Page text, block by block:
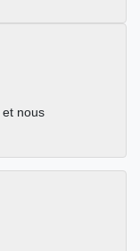
et nous